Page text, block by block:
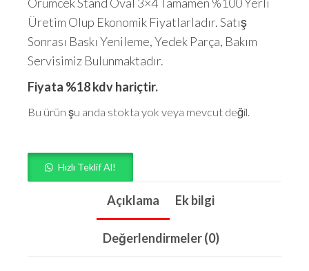
Üretim Olup Ekonomik Fiyatlarladır. Satış
Sonrası Baskı Yenileme, Yedek Parça, Bakım
Servisimiz Bulunmaktadır.
Fiyata %18 kdv hariçtir.
Bu ürün şu anda stokta yok veya mevcut değil.
Hızlı Teklif Al!
Açıklama Ek bilgi
Değerlendirmeler (0)